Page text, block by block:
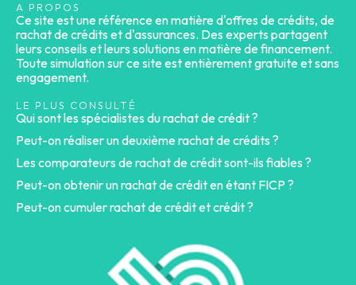
A PROPOS
Ce site est une référence en matière d'offres de crédits, de
rachat de crédits et d'assurances. Des experts partagent
leurs conseils et leurs solutions en matière de financement.
Toute simulation sur ce site est entièrement gratuite et sans
engagement.
LE PLUS CONSULTÉ
Qui sont les spécialistes du rachat de crédit ?
Peut-on réaliser un deuxième rachat de crédits ?
Les comparateurs de rachat de crédit sont-ils fiables ?
Peut-on obtenir un rachat de crédit en étant FICP ?
Peut-on cumuler rachat de crédit et crédit ?